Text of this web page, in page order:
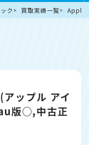
ク 買取実績一覧 Apple
ップル アイ
版○,中古正